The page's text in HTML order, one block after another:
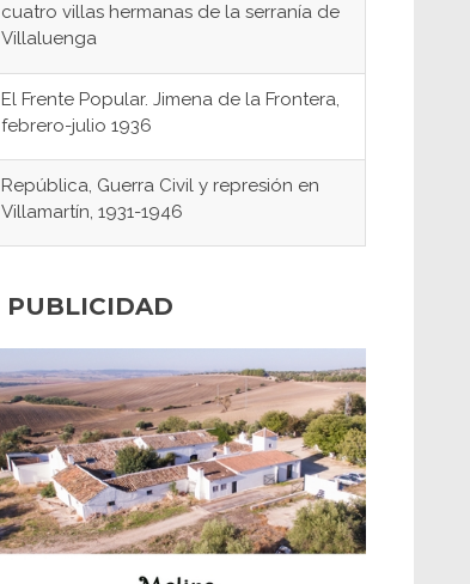
cuatro villas hermanas de la serranía de
Villaluenga
El Frente Popular. Jimena de la Frontera,
febrero-julio 1936
República, Guerra Civil y represión en
Villamartín, 1931-1946
concentración nazis
fundaciones de Bornos
El Frente Popular. Ubrique, febrero-julio
1936
Juntar las letras. La alfabetización en el
campo: del afán de saber a la
PUBLICIDAD